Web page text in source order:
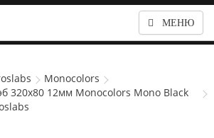
МЕНЮ
Monocolors
320x80 12мм Monocolors Mono Black